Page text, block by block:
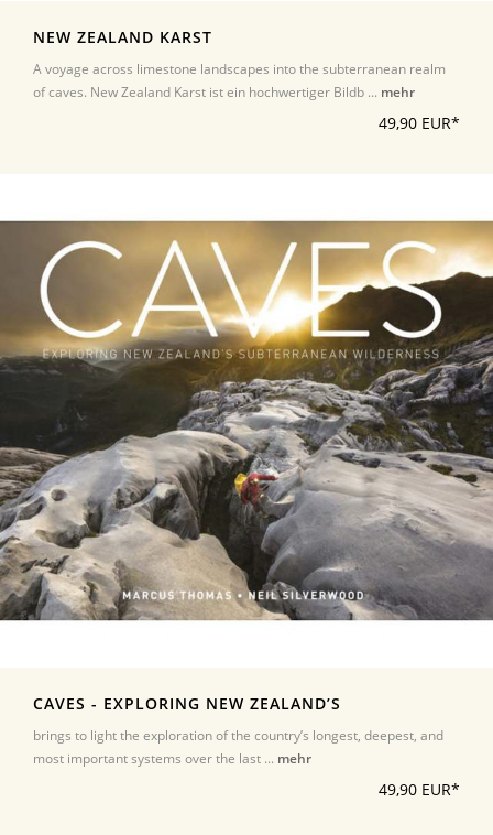
NEW ZEALAND KARST
A voyage across limestone landscapes into the subterranean realm
of caves. New Zealand Karst ist ein hochwertiger Bildb ... mehr
49,90 EUR*
CAVES - EXPLORING NEW ZEALAND’S
brings to light the exploration of the country’s longest, deepest, and
most important systems over the last ... mehr
49,90 EUR*